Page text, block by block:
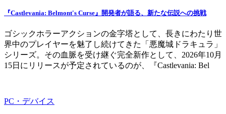
『Castlevania: Belmont's Curse』開発者が語る、新たな伝説への挑戦
ゴシックホラーアクションの金字塔として、長きにわたり世
界中のプレイヤーを魅了し続けてきた「悪魔城ドラキュラ」
シリーズ。その血脈を受け継ぐ完全新作として、2026年10月
15日にリリースが予定されているのが、『Castlevania: Bel
PC・デバイス